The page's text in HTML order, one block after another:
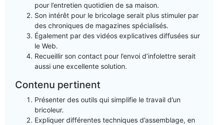
pour l’entretien quotidien de sa maison.
Son intérêt pour le bricolage serait plus stimuler par
des chroniques de magazines spécialisés.
Également par des vidéos explicatives diffusées sur
le Web.
Recueillir son contact pour l’envoi d’infolettre serait
aussi une excellente solution.
Contenu pertinent
Présenter des outils qui simplifie le travail d’un
bricoleur.
Expliquer différentes techniques d’assemblage, en